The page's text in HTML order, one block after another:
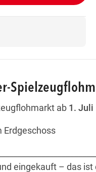
ab 1. Juli
Erdgeschoss
eingekauft – das